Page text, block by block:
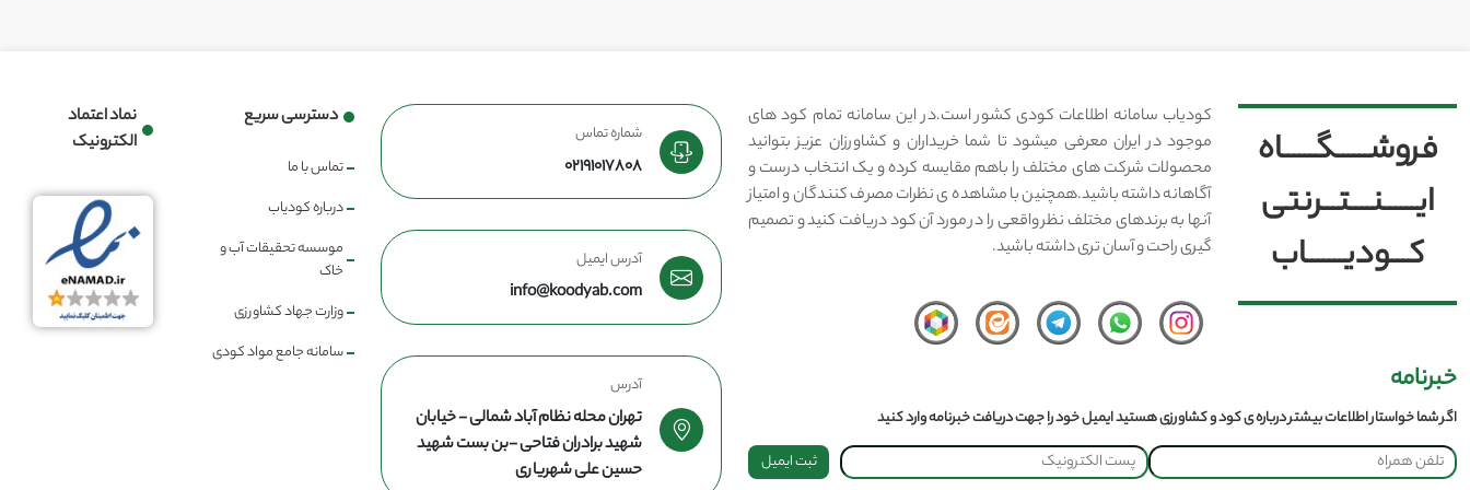
فروشــــــگــــــاه
ایــــــنــــتـــرنتی
کـــودیـــــــاب
کودیاب سامانه اطلاعات کودی کشور است.در این سامانه تمام کود های
موجود در ایران معرفی میشود تا شما خریداران و کشاورزان عزیز بتوانید
محصولات شرکت های مختلف را باهم مقایسه کرده و یک انتخاب درست و
آگاهانه داشته باشید.همچنین با مشاهده ی نظرات مصرف کنندگان و امتیاز
آنها به برندهای مختلف نظر واقعی را در مورد آن کود دریافت کنید و تصمیم
گیری راحت و آسان تری داشته باشید.
خبرنامه
اگر شما خواستار اطلاعات بیشتر درباره ی کود و کشاورزی هستید ایمیل خود را جهت دریافت خبرنامه وارد کنید
ثبت ایمیل
شماره تماس
02191017808
آدرس ایمیل
info@koodyab.com
آدرس
تهران محله نظام آباد شمالی - خیابان
شهید برادران فتاحی -بن بست شهید
حسین علی شهریاری
دسترسی سریع
تماس با ما
درباره کودیاب
موسسه تحقیقات آب و
خاک
وزارت جهاد کشاورزی
سامانه جامع مواد کودی
نماد اعتماد
الکترونیک